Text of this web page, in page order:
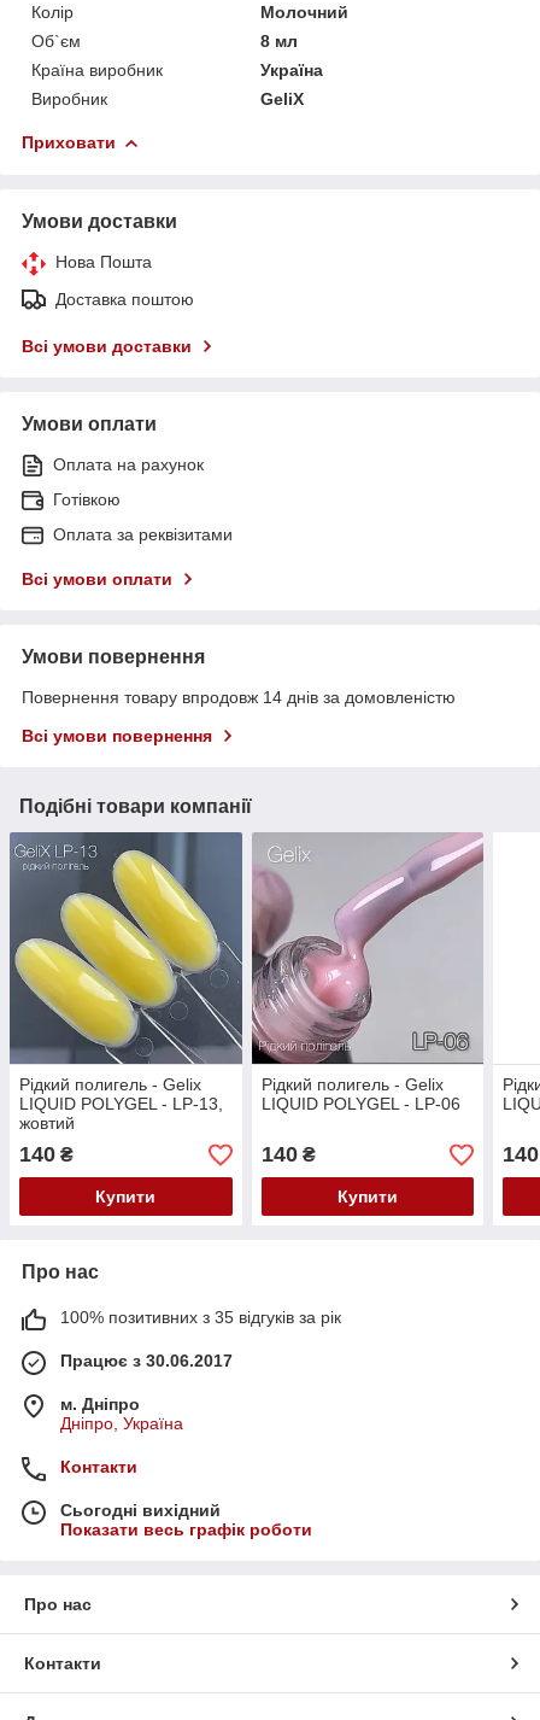
Колір
Молочний
Об`єм
8 мл
Країна виробник
Україна
Виробник
GeliX
Приховати
Умови доставки
Нова Пошта
Доставка поштою
Всі умови доставки
Умови оплати
Оплата на рахунок
Готівкою
Оплата за реквізитами
Всі умови оплати
Умови повернення
Повернення товару впродовж 14 днів за домовленістю
Всі умови повернення
Подібні товари компанії
Рідкий полигель - Gelix
LIQUID POLYGEL - LP-13,
жовтий
140 ₴
Купити
Рідкий полигель - Gelix
LIQUID POLYGEL - LP-06
140₴
Купити
140
Про нас
100% позитивних з 35 відгуків за рік
Працює з 30.06.2017
м. Дніпро
Дніпро, Україна
Контакти
Сьогодні вихідний
Показати весь графік роботи
Про нас
Контакти